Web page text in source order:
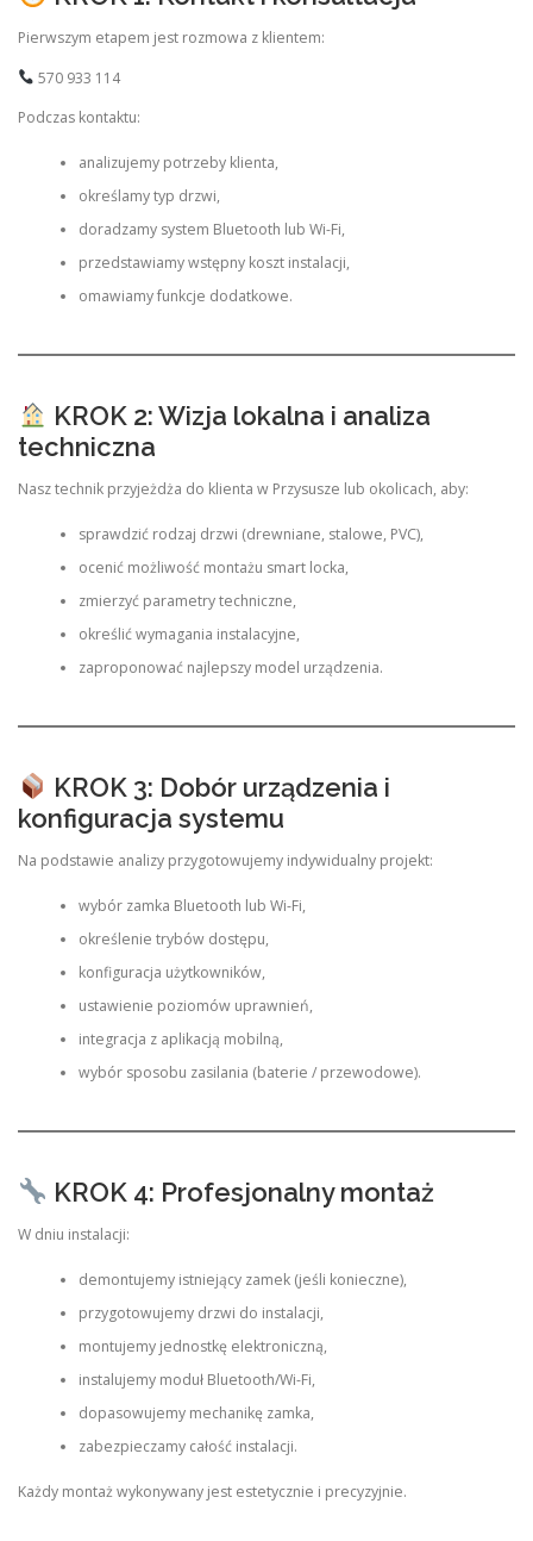
Pierwszym etapem jest rozmowa z klientem:
570 933 114
Podczas kontaktu:
analizujemy potrzeby klienta,
określamy typ drzwi,
doradzamy system Bluetooth lub Wi-Fi,
przedstawiamy wstępny koszt instalacji,
omawiamy funkcje dodatkowe.
KROK 2: Wizja lokalna i analiza
techniczna
Nasz technik przyjeżdża do klienta w Przysusze lub okolicach, aby:
sprawdzić rodzaj drzwi (drewniane, stalowe, PVC),
ocenić możliwość montażu smart locka,
zmierzyć parametry techniczne,
określić wymagania instalacyjne,
zaproponować najlepszy model urządzenia.
KROK 3: Dobór urządzenia i
konfiguracja systemu
Na podstawie analizy przygotowujemy indywidualny projekt:
wybór zamka Bluetooth lub Wi-Fi,
określenie trybów dostępu,
konfiguracja użytkowników,
ustawienie poziomów uprawnień,
integracja z aplikacją mobilną,
wybór sposobu zasilania (baterie / przewodowe).
KROK 4: Profesjonalny montaż
W dniu instalacji:
demontujemy istniejący zamek (jeśli konieczne),
przygotowujemy drzwi do instalacji,
montujemy jednostkę elektroniczną,
instalujemy moduł Bluetooth/Wi-Fi,
dopasowujemy mechanikę zamka,
zabezpieczamy całość instalacji.
Każdy montaż wykonywany jest estetycznie i precyzyjnie.